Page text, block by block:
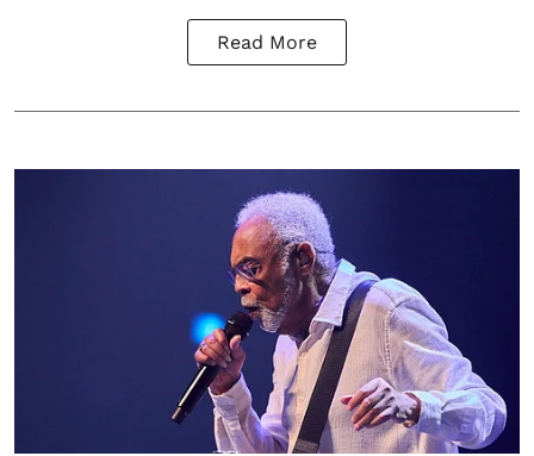
Read More